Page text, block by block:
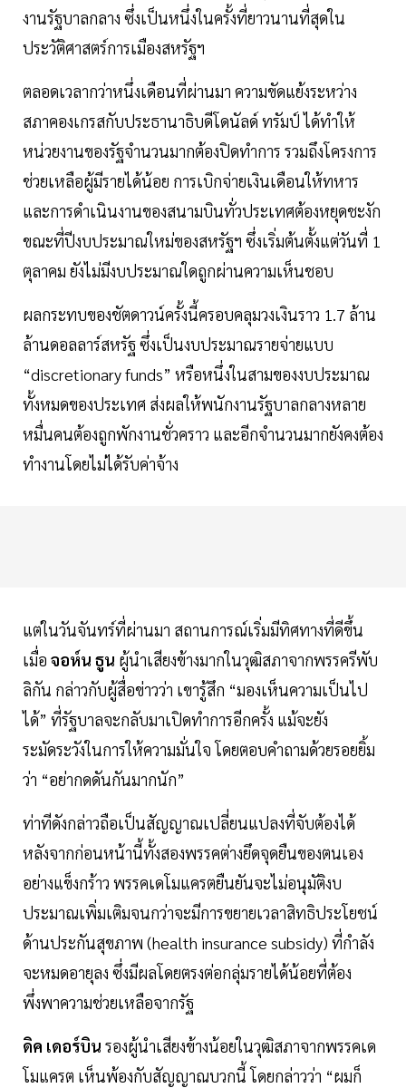
งานรัฐบาลกลาง ซึ่งเป็นหนึ่งในครั้งที่ยาวนานที่สุดใน
ประวัติศาสตร์การเมืองสหรัฐฯ
ตลอดเวลากว่าหนึ่งเดือนที่ผ่านมา ความขัดแย้งระหว่าง
สภาคองเกรสกับประธานาธิบดีโดนัลด์ ทรัมป์ ได้ทำให้
หน่วยงานของรัฐจำนวนมากต้องปิดทำการ รวมถึงโครงการ
ช่วยเหลือผู้มีรายได้น้อย การเบิกจ่ายเงินเดือนให้ทหาร
และการดำเนินงานของสนามบินทั่วประเทศต้องหยุดชะงัก
ขณะที่ปีงบประมาณใหม่ของสหรัฐฯ ซึ่งเริ่มต้นตั้งแต่วันที่ 1
ตุลาคม ยังไม่มีงบประมาณใดถูกผ่านความเห็นชอบ
ผลกระทบของชัตดาวน์ครั้งนี้ครอบคลุมวงเงินราว 1.7 ล้าน
ล้านดอลลาร์สหรัฐ ซึ่งเป็นงบประมาณรายจ่ายแบบ
“discretionary funds” หรือหนึ่งในสามของงบประมาณ
ทั้งหมดของประเทศ ส่งผลให้พนักงานรัฐบาลกลางหลาย
หมื่นคนต้องถูกพักงานชั่วคราว และอีกจำนวนมากยังคงต้อง
ทำงานโดยไม่ได้รับค่าจ้าง
แต่ในวันจันทร์ที่ผ่านมา สถานการณ์เริ่มมีทิศทางที่ดีขึ้น
เมื่อ จอห์น ธูน ผู้นำเสียงข้างมากในวุฒิสภาจากพรรครีพับ
ลิกัน กล่าวกับผู้สื่อข่าวว่า เขารู้สึก “มองเห็นความเป็นไป
ได้” ที่รัฐบาลจะกลับมาเปิดทำการอีกครั้ง แม้จะยัง
ระมัดระวังในการให้ความมั่นใจ โดยตอบคำถามด้วยรอยยิ้ม
ว่า “อย่ากดดันกันมากนัก”
ท่าทีดังกล่าวถือเป็นสัญญาณเปลี่ยนแปลงที่จับต้องได้
หลังจากก่อนหน้านี้ทั้งสองพรรคต่างยึดจุดยืนของตนเอง
อย่างแข็งกร้าว พรรคเดโมแครตยืนยันจะไม่อนุมัติงบ
ประมาณเพิ่มเติมจนกว่าจะมีการขยายเวลาสิทธิประโยชน์
ด้านประกันสุขภาพ (health insurance subsidy) ที่กำลัง
จะหมดอายุลง ซึ่งมีผลโดยตรงต่อกลุ่มรายได้น้อยที่ต้อง
พึ่งพาความช่วยเหลือจากรัฐ
ดิค เดอร์บิน รองผู้นำเสียงข้างน้อยในวุฒิสภาจากพรรคเด
โมแครต เห็นพ้องกับสัญญาณบวกนี้ โดยกล่าวว่า “ผมก็